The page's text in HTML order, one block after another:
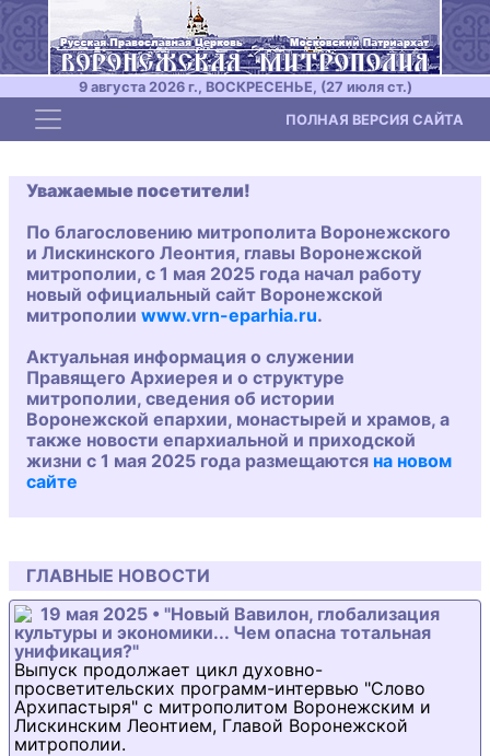
9 августа 2026 г., ВОСКРЕСЕНЬЕ, (27 июля ст.)
Toggle navigation ПОЛНАЯ ВЕРСИЯ САЙТА
Уважаемые посетители!
По благословению митрополита Воронежского
и Лискинского Леонтия, главы Воронежской
митрополии, с 1 мая 2025 года начал работу
новый официальный сайт Воронежской
митрополии www.vrn-eparhia.ru.
Актуальная информация о служении
Правящего Архиерея и о структуре
митрополии, сведения об истории
Воронежской епархии, монастырей и храмов, а
также новости епархиальной и приходской
жизни с 1 мая 2025 года размещаются на новом
сайте
ГЛАВНЫЕ НОВОСТИ
19 мая 2025 • "Новый Вавилон, глобализация
культуры и экономики... Чем опасна тотальная
унификация?"
Выпуск продолжает цикл духовно-
просветительских программ-интервью "Слово
Архипастыря" с митрополитом Воронежским и
Лискинским Леонтием, Главой Воронежской
митрополии.